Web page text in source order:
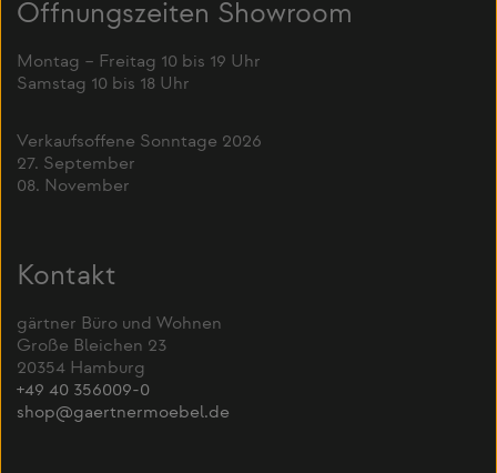
Öffnungszeiten Showroom
Montag – Freitag 10 bis 19 Uhr
Samstag 10 bis 18 Uhr
Verkaufsoffene Sonntage 2026
27. September
08. November
Kontakt
gärtner Büro und Wohnen
Große Bleichen 23
20354 Hamburg
+49 40 356009-0
shop@gaertnermoebel.de